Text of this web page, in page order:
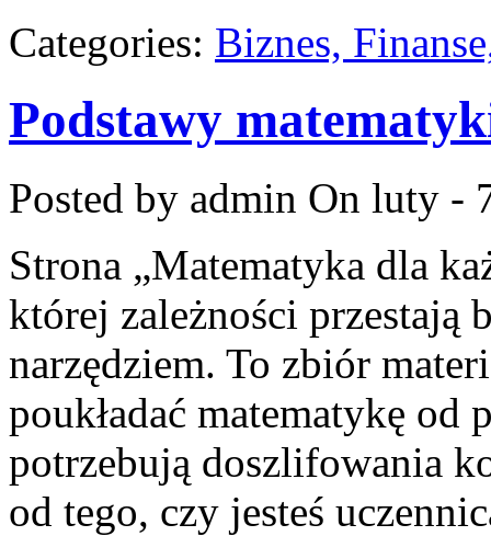
Categories: Biznes,
Podstawy
Posted by admin On luty -
Strona „Matematyka dla
której zależności przestają
narzędziem. To zbiór
poukładać matematykę od
potrzebują doszlifowania
od tego, czy jesteś